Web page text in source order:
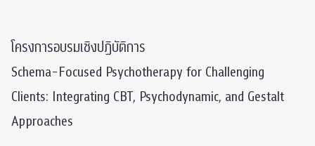
โครงการอบรมเชิงปฏิบัติการ
Schema-Focused Psychotherapy for Challenging
Clients: Integrating CBT, Psychodynamic, and Gestalt
Approaches